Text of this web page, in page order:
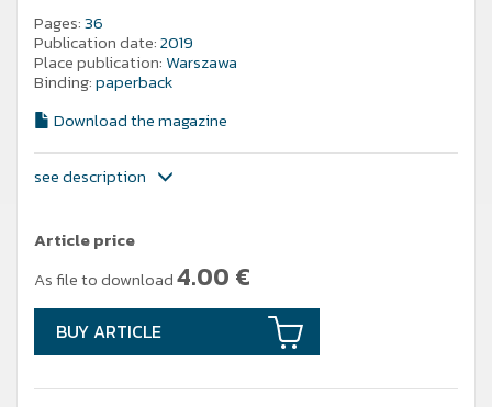
Pages:36
Publication date:2019
Place publication: Warszawa
Binding:paperback
Download the magazine
see description
Article price
As file to download4.00 €
BUY ARTICLE